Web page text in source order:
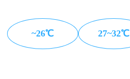
~26℃ 27~32℃